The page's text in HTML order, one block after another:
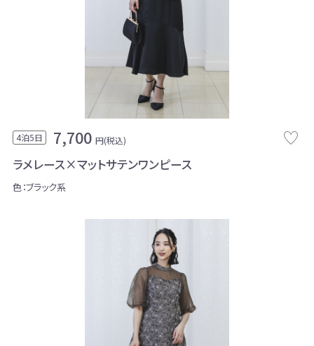
4泊5日 7,700 円(税込)
ラメレース×マットサテンワンピース
色：ブラック系